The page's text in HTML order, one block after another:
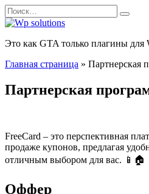
Перейти
к
содержанию
Search
for:
Это как GTA только плагины для
Главная страница » Партнерская
Партнерская
FreeCard – это перспективная
продаже купонов, предлагая
отличным выбором для вас. 📱🏠
Оффер